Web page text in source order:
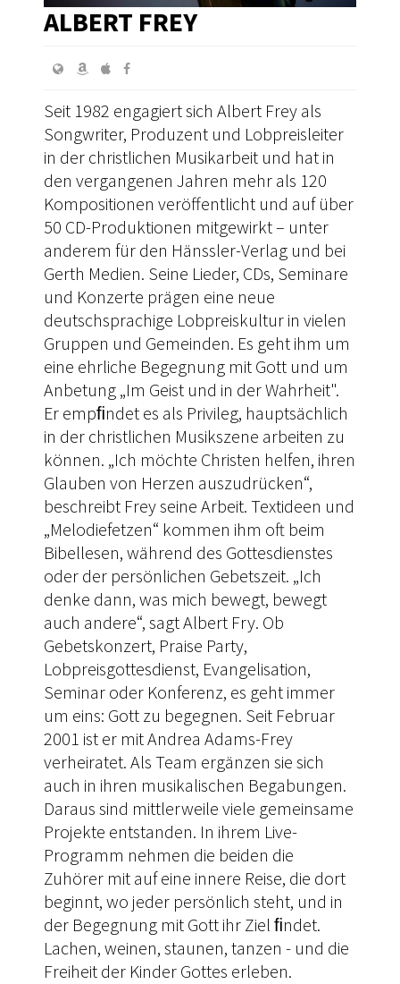
ALBERT FREY
Seit 1982 engagiert sich Albert Frey als
Songwriter, Produzent und Lobpreisleiter
in der christlichen Musikarbeit und hat in
den vergangenen Jahren mehr als 120
Kompositionen veröffentlicht und auf über
50 CD-Produktionen mitgewirkt – unter
anderem für den Hänssler-Verlag und bei
Gerth Medien. Seine Lieder, CDs, Seminare
und Konzerte prägen eine neue
deutschsprachige Lobpreiskultur in vielen
Gruppen und Gemeinden. Es geht ihm um
eine ehrliche Begegnung mit Gott und um
Anbetung „Im Geist und in der Wahrheit".
Er empﬁndet es als Privileg, hauptsächlich
in der christlichen Musikszene arbeiten zu
können. „Ich möchte Christen helfen, ihren
Glauben von Herzen auszudrücken“,
beschreibt Frey seine Arbeit. Textideen und
„Melodiefetzen“ kommen ihm oft beim
Bibellesen, während des Gottesdienstes
oder der persönlichen Gebetszeit. „Ich
denke dann, was mich bewegt, bewegt
auch andere“, sagt Albert Fry. Ob
Gebetskonzert, Praise Party,
Lobpreisgottesdienst, Evangelisation,
Seminar oder Konferenz, es geht immer
um eins: Gott zu begegnen. Seit Februar
2001 ist er mit Andrea Adams-Frey
verheiratet. Als Team ergänzen sie sich
auch in ihren musikalischen Begabungen.
Daraus sind mittlerweile viele gemeinsame
Projekte entstanden. In ihrem Live-
Programm nehmen die beiden die
Zuhörer mit auf eine innere Reise, die dort
beginnt, wo jeder persönlich steht, und in
der Begegnung mit Gott ihr Ziel ﬁndet.
Lachen, weinen, staunen, tanzen - und die
Freiheit der Kinder Gottes erleben.